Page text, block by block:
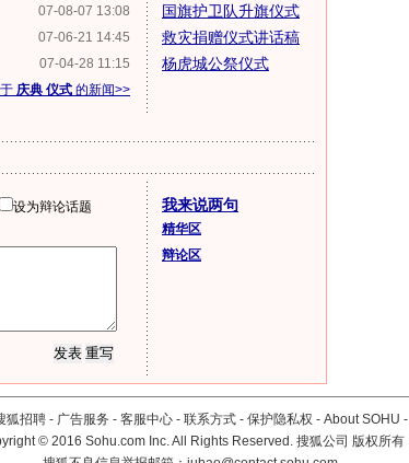
07-08-07 13:08
07-06-21 14:45
07-04-28 11:15
庆典 仪式 的新闻>>
国旗护卫队升旗仪式
救灾捐赠仪式讲话稿
杨虎城公祭仪式
设为辩论话题
我来说两句
精华区
辩论区
狐招聘 - 广告服务 - 客服中心 - 联系方式 - 保护隐私权 - About SOHU -
©2016 Sohu.com Inc. All Rights Reserved. 搜狐公司 版权所有